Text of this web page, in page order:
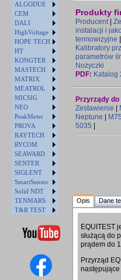
ALGODUE
CEM
DALI
HighVoltage
HOPE TECH
HT
KONGTER
MASTECH
MATRIX
MEATROL
MICSIG
NEO
PeakMeter
PROVA
RAYTECH
RYCOM
SEAWARD
SENTER
SIGLENT
SmartSensor
Solid NDT
TENMARS
T&R TEST
Produkty
Producent|
instalacji i
termowizyjne
Kalibratory
parametrów
Nożyczki
PDF: Katalog
Przyrządy
Zestawienie
Neptune
M75
5035
Opis Dane
EQUITEST
służącą do
prądem do
Przyrząd
następujące